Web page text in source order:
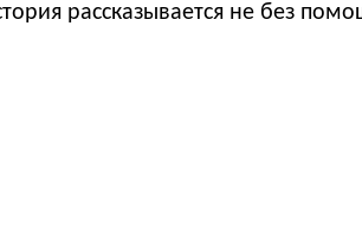
рассказывается не без